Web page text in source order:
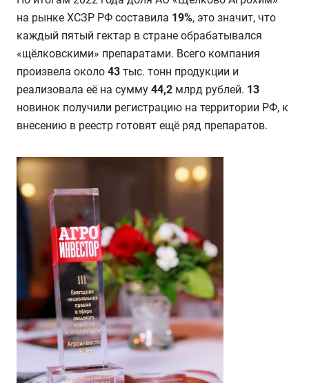
на рынке ХСЗР РФ составила 19%, это значит, что
каждый пятый гектар в стране обрабатывался
«щёлковскими» препаратами. Всего компания
произвела около 43 тыс. тонн продукции и
реализовала её на сумму 44,2 млрд рублей. 13
новинок получили регистрацию на территории РФ, к
внесению в реестр готовят ещё ряд препаратов.